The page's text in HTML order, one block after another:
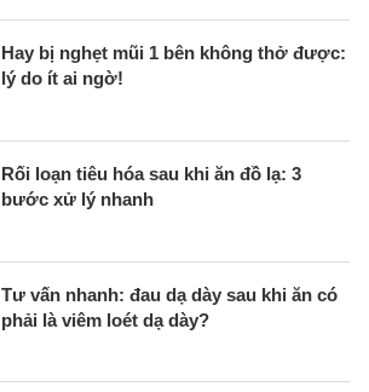
Hay bị nghẹt mũi 1 bên không thở được:
lý do ít ai ngờ!
Rối loạn tiêu hóa sau khi ăn đồ lạ: 3
bước xử lý nhanh
Tư vấn nhanh: đau dạ dày sau khi ăn có
phải là viêm loét dạ dày?